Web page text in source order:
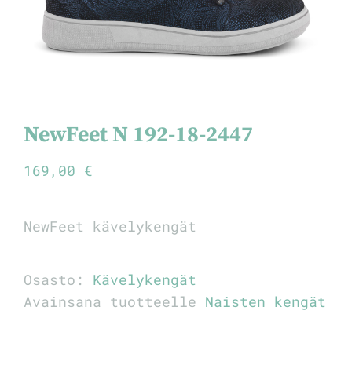
NewFeet N 192-18-2447
169,00 €
NewFeet kävelykengät
Osasto: Kävelykengät
Avainsana tuotteelle Naisten kengät